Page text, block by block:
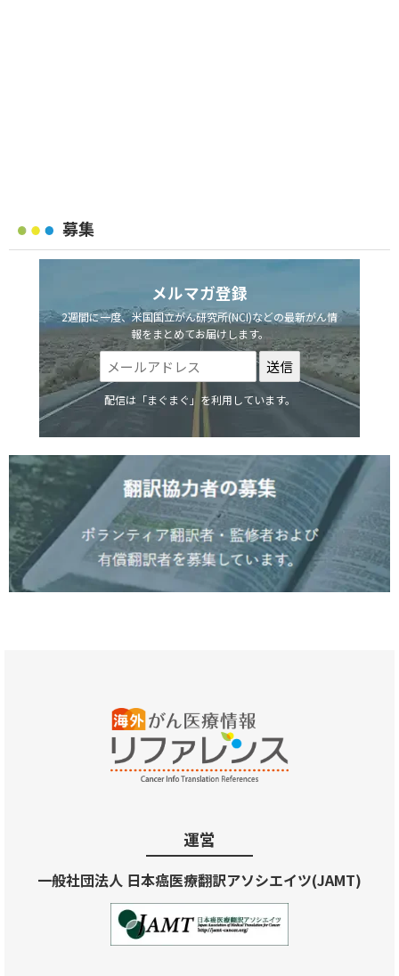
募集
メルマガ登録
2週間に一度、米国国立がん研究所(NCI)などの最新がん情
報をまとめてお届けします。
配信は「まぐまぐ」を利用しています。
運営
一般社団法人 日本癌医療翻訳アソシエイツ(JAMT)